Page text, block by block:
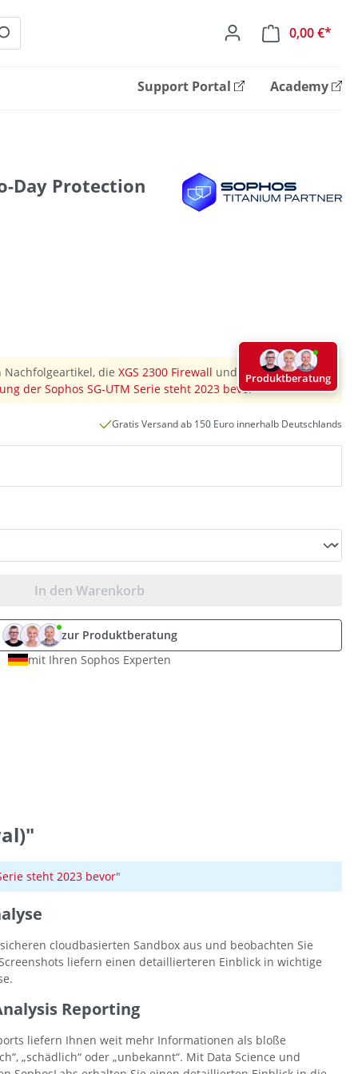
0,00 €*
Support Portal Academy
Day Protection
die XGS 2300 Firewall und diesen
der Sophos SG-UTM Serie steht 2023 bevor"
Gratis Versand ab 150 Euro innerhalb Deutschlands
In den Warenkorb
zur Produktberatung
mit Ihren Sophos Experten
steht 2023 bevor"
cloudbasierten Sandbox aus und beobachten Sie
liefern einen detaillierteren Einblick in wichtige
Reporting
liefern Ihnen weit mehr Informationen als bloße
„schädlich“ oder „unbekannt“. Mit Data Science und
Produktberatung